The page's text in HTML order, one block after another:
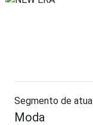
Segmento de
Moda